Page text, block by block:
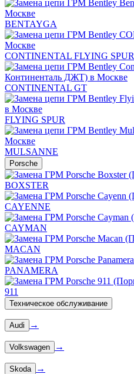
BENTAYGA
CONTINENTAL FLYING SPUR
CONTINENTAL GT
FLYING SPUR
MULSANNE
Porsche
BOXSTER
CAYENNE
CAYMAN
MACAN
PANAMERA
911
Техническое обслуживание
Audi →
Volkswagen →
Skoda →